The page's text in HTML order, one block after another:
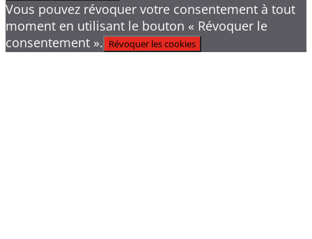
Vous pouvez révoquer votre consentement à tout
moment en utilisant le bouton « Révoquer le
consentement ». Révoquer les cookies